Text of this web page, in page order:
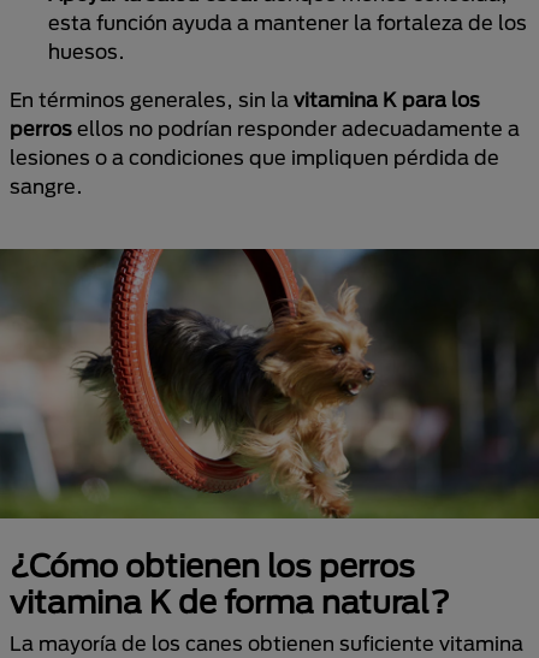
esta función ayuda a mantener la fortaleza de los
huesos.
En términos generales, sin la vitamina K para los
perros ellos no podrían responder adecuadamente a
lesiones o a condiciones que impliquen pérdida de
sangre.
¿Cómo obtienen los perros
vitamina K de forma natural?
La mayoría de los canes obtienen suficiente vitamina